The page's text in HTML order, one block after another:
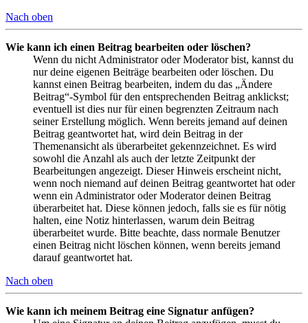
Nach oben
Wie kann ich einen Beitrag bearbeiten oder löschen?
Wenn du nicht Administrator oder Moderator bist, kannst du
nur deine eigenen Beiträge bearbeiten oder löschen. Du
kannst einen Beitrag bearbeiten, indem du das „Ändere
Beitrag“-Symbol für den entsprechenden Beitrag anklickst;
eventuell ist dies nur für einen begrenzten Zeitraum nach
seiner Erstellung möglich. Wenn bereits jemand auf deinen
Beitrag geantwortet hat, wird dein Beitrag in der
Themenansicht als überarbeitet gekennzeichnet. Es wird
sowohl die Anzahl als auch der letzte Zeitpunkt der
Bearbeitungen angezeigt. Dieser Hinweis erscheint nicht,
wenn noch niemand auf deinen Beitrag geantwortet hat oder
wenn ein Administrator oder Moderator deinen Beitrag
überarbeitet hat. Diese können jedoch, falls sie es für nötig
halten, eine Notiz hinterlassen, warum dein Beitrag
überarbeitet wurde. Bitte beachte, dass normale Benutzer
einen Beitrag nicht löschen können, wenn bereits jemand
darauf geantwortet hat.
Nach oben
Wie kann ich meinem Beitrag eine Signatur anfügen?